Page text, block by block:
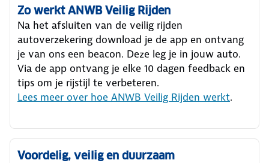
Zo werkt ANWB Veilig Rijden
Na het afsluiten van de veilig rijden
autoverzekering download je de app en ontvang
je van ons een beacon. Deze leg je in jouw auto.
Via de app ontvang je elke 10 dagen feedback en
tips om je rijstijl te verbeteren.
Lees meer over hoe ANWB Veilig Rijden werkt.
Voordelig, veilig en duurzaam